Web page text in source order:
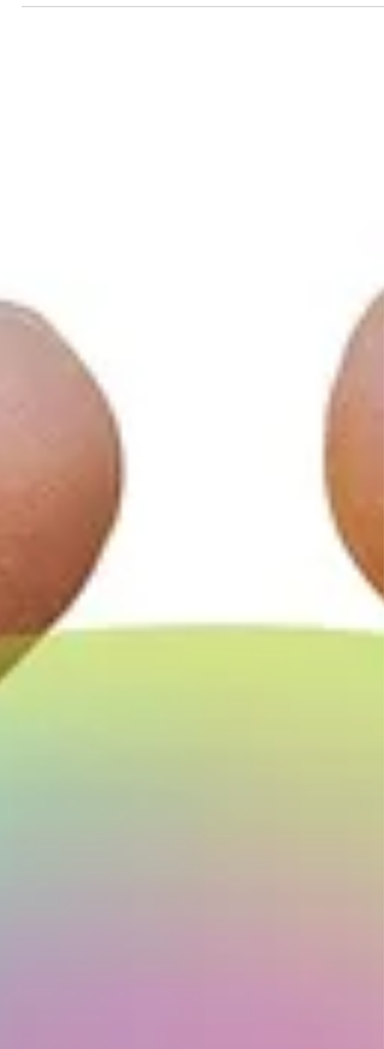
aspirações, metas e desejos. Nesta época é